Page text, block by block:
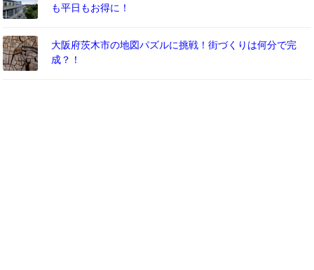
も平日もお得に！
大阪府茨木市の地図パズルに挑戦！街づくりは何分で完
成？！